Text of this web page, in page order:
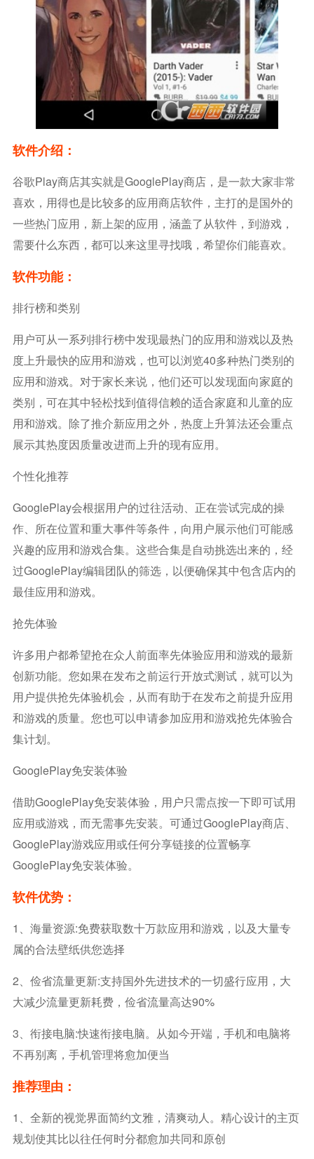
软件介绍：
谷歌play商店其实就是GooglePlay商店，是一款大家非常
喜欢，用得也是比较多的应用商店软件，主打的是国外的
一些热门应用，新上架的应用，涵盖了从软件，到游戏，
需要什么东西，都可以来这里寻找哦，希望你们能喜欢。
软件功能：
排行榜和类别
用户可从一系列排行榜中发现最热门的应用和游戏以及热
度上升最快的应用和游戏，也可以浏览40多种热门类别的
应用和游戏。对于家长来说，他们还可以发现面向家庭的
类别，可在其中轻松找到值得信赖的适合家庭和儿童的应
用和游戏。除了推介新应用之外，热度上升算法还会重点
展示其热度因质量改进而上升的现有应用。
个性化推荐
GooglePlay会根据用户的过往活动、正在尝试完成的操
作、所在位置和重大事件等条件，向用户展示他们可能感
兴趣的应用和游戏合集。这些合集是自动挑选出来的，经
过GooglePlay编辑团队的筛选，以便确保其中包含店内的
最佳应用和游戏。
抢先体验
许多用户都希望抢在众人前面率先体验应用和游戏的最新
创新功能。您如果在发布之前运行开放式测试，就可以为
用户提供抢先体验机会，从而有助于在发布之前提升应用
和游戏的质量。您也可以申请参加应用和游戏抢先体验合
集计划。
GooglePlay免安装体验
借助GooglePlay免安装体验，用户只需点按一下即可试用
应用或游戏，而无需事先安装。可通过GooglePlay商店、
GooglePlay游戏应用或任何分享链接的位置畅享
GooglePlay免安装体验。
软件优势：
1、海量资源:免费获取数十万款应用和游戏，以及大量专
属的合法壁纸供您选择
2、俭省流量更新:支持国外先进技术的一切盛行应用，大
大减少流量更新耗费，俭省流量高达90%
3、衔接电脑:快速衔接电脑。从如今开端，手机和电脑将
不再别离，手机管理将愈加便当
推荐理由：
1、全新的视觉界面简约文雅，清爽动人。精心设计的主页
规划使其比以往任何时分都愈加共同和原创